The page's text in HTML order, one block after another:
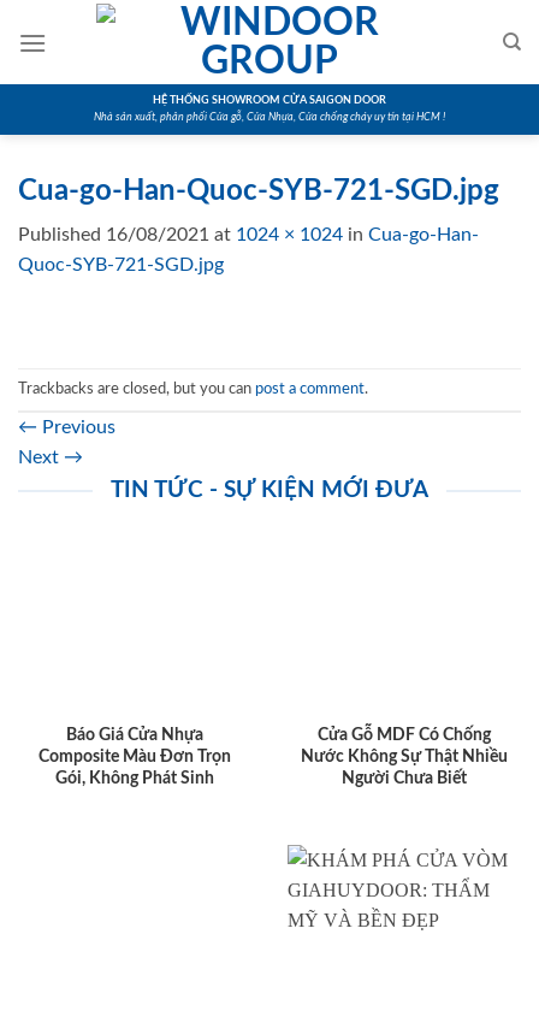
HỆ THỐNG SHOWROOM CỬA SAIGON DOOR
Nhà sản xuất, phân phối Cửa gỗ, Cửa Nhựa, Cửa chống cháy uy tín tại HCM !
Cua-go-Han-Quoc-SYB-721-SGD.jpg
Published 16/08/2021 at 1024 × 1024 in Cua-go-Han-
Quoc-SYB-721-SGD.jpg
Trackbacks are closed, but you can post a comment.
← Previous
Next →
TIN TỨC - SỰ KIỆN MỚI ĐƯA
Báo Giá Cửa Nhựa
Composite Màu Đơn Trọn
Gói, Không Phát Sinh
Cửa Gỗ MDF Có Chống
Nước Không Sự Thật Nhiều
Người Chưa Biết